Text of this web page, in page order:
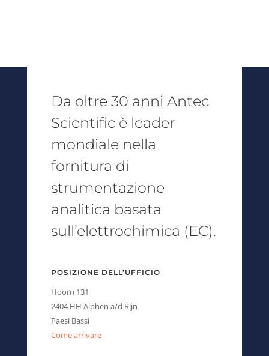
Da oltre 30 anni Antec
Scientific è leader
mondiale nella
fornitura di
strumentazione
analitica basata
sull’elettrochimica (EC).
POSIZIONE DELL’UFFICIO
Hoorn 131
2404 HH Alphen a/d Rijn
Paesi Bassi
Come arrivare